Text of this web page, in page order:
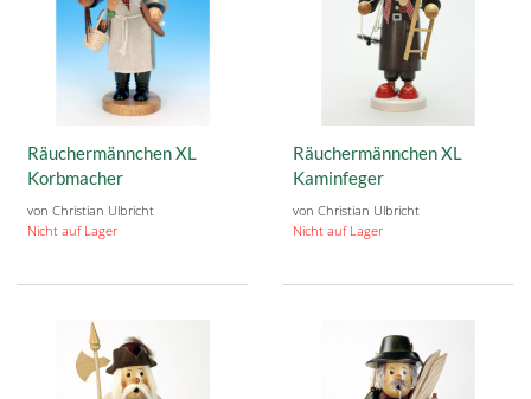
Räuchermännchen XL
Korbmacher
von Christian Ulbricht
Nicht auf Lager
Räuchermännchen XL
Kaminfeger
von Christian Ulbricht
Nicht auf Lager